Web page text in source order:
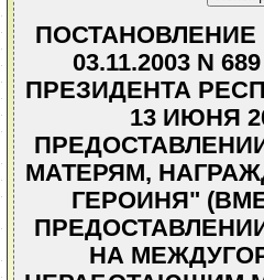
ПОСТАНОВЛЕНИЕ
03.11.2003 N
ПРЕЗИДЕНТА
13 ИЮНЯ
МАТЕРЯМ,
ГЕРОИНЯ"
НА